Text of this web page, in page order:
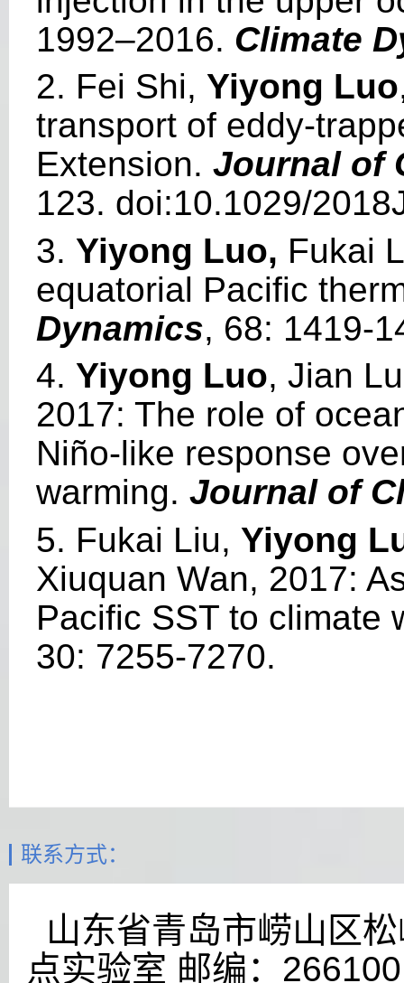
1992–2016. Climate
2. Fei Shi, Yiyong Luo
transport of eddy-
Extension. Journal of
123. doi:10.1029/
3. Yiyong Luo, Fukai
equatorial Pacific
Dynamics, 68: 1419-
4. Yiyong Luo, Jian
2017: The role of
Niño-like response
warming. Journal of
5. Fukai Liu, Yiyong
Xiuquan Wan, 2017:
Pacific SST to climate
30: 7255-7270.
联系方式：
山东省青岛市崂山区
点实验室 邮编：266100